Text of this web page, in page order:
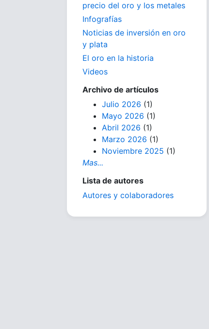
precio del oro y los metales
Infografías
Noticias de inversión en oro
y plata
El oro en la historia
Videos
Archivo de artículos
Julio 2026 (1)
Mayo 2026 (1)
Abril 2026 (1)
Marzo 2026 (1)
Noviembre 2025 (1)
Mas...
Lista de autores
Autores y colaboradores